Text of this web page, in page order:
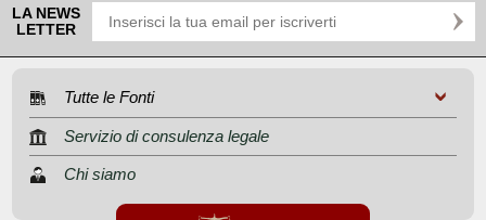
LA NEWS
LETTER
Tutte le Fonti
Servizio di consulenza legale
Chi siamo